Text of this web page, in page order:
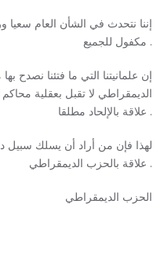
إننا نتحدث في الشأن العام
مكفول للجميع .
إن علمانيتنا التي ما فتئنا نصدح
الديمقراطي لا تقبل بعقلية
علاقة بالإلحاد مطلقا .
لهذا فإن من أراد أن يسلك
علاقة بالحزب الديمقراطي .
الحزب الديمقراطي